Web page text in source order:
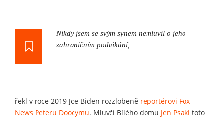
Nikdy jsem se svým synem nemluvil o jeho
zahraničním podnikání,
řekl v roce 2019 Joe Biden rozzlobeně reportérovi Fox
News Peteru Doocymu. Mluvčí Bílého domu Jen Psaki toto